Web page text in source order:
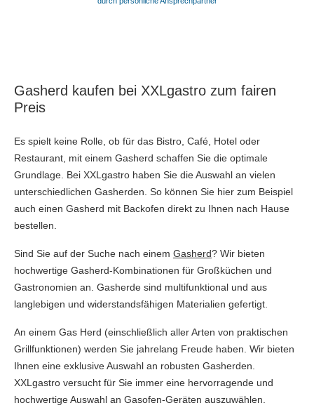
Gasherd kaufen bei XXLgastro zum fairen
Preis
Es spielt keine Rolle, ob für das Bistro, Café, Hotel oder
Restaurant, mit einem Gasherd schaffen Sie die optimale
Grundlage. Bei XXLgastro haben Sie die Auswahl an vielen
unterschiedlichen Gasherden. So können Sie hier zum Beispiel
auch einen Gasherd mit Backofen direkt zu Ihnen nach Hause
bestellen.
Sind Sie auf der Suche nach einem Gasherd? Wir bieten
hochwertige Gasherd-Kombinationen für Großküchen und
Gastronomien an. Gasherde sind multifunktional und aus
langlebigen und widerstandsfähigen Materialien gefertigt.
An einem Gas Herd (einschließlich aller Arten von praktischen
Grillfunktionen) werden Sie jahrelang Freude haben. Wir bieten
Ihnen eine exklusive Auswahl an robusten Gasherden.
XXLgastro versucht für Sie immer eine hervorragende und
hochwertige Auswahl an Gasofen-Geräten auszuwählen.